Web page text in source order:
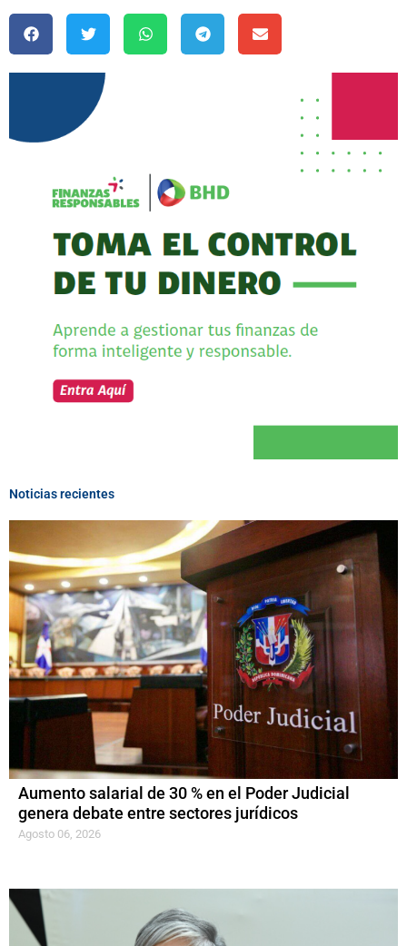
Noticias recientes
Aumento salarial de 30 % en el Poder Judicial
genera debate entre sectores jurídicos
Agosto 06, 2026